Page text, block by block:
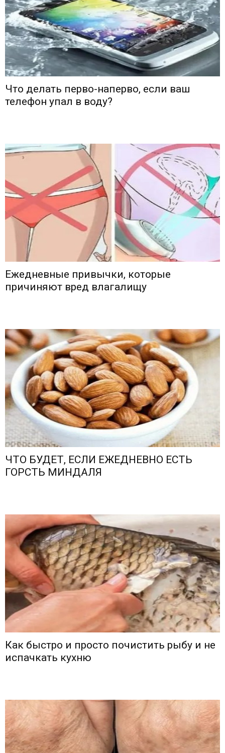
Что делать перво-наперво, если ваш
телефон упал в воду?
Ежедневные привычки, которые
причиняют вред влагалищу
ЧТО БУДЕТ, ЕСЛИ ЕЖЕДНЕВНО ЕСТЬ
ГОРСТЬ МИНДАЛЯ
Как быстро и просто почистить рыбу и не
испачкать кухню